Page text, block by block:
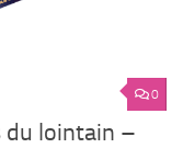
0
du lointain –